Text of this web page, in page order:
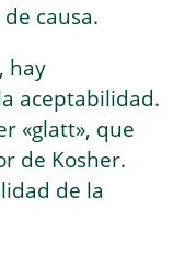
causa.
hay
aceptabilidad.
«glatt», que
de Kosher.
de la